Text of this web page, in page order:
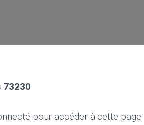
73230
pour accéder à cette page